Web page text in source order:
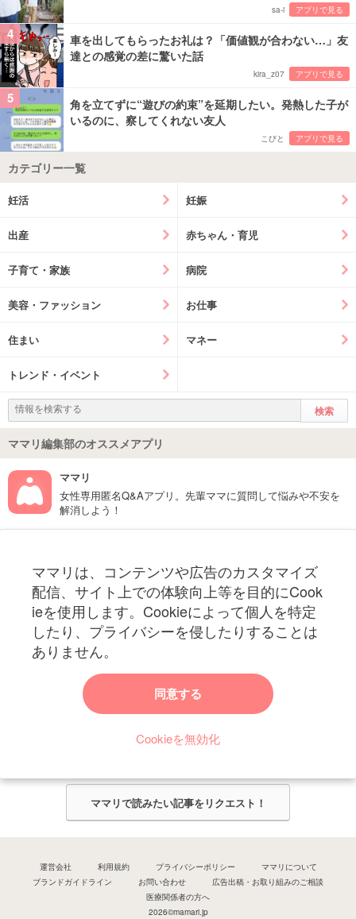
sa-i アプリで見る
4
車を出してもらったお礼は？「価値観が合わない…」友
達との感覚の差に驚いた話
kira_z07 アプリで見る
5
角を立てずに“遊びの約束”を延期したい。発熱した子が
いるのに、察してくれない友人
こびと アプリで見る
カテゴリー一覧
妊活 妊娠
出産 赤ちゃん・育児
子育て・家族 病院
美容・ファッション お仕事
住まい マネー
トレンド・イベント
ママリ編集部のオススメアプリ
ママリ
女性専用匿名Q&Aアプリ。先輩ママに質問して悩みや不安を
解消しよう！
ママリは、コンテンツや広告のカスタマイズ
配信、サイト上での体験向上等を目的にCook
ieを使用します。Cookieによって個人を特定
したり、プライバシーを侵したりすることは
ありません。
同意する
Cookieを無効化
妊娠〜子育て中のお役立ち情報を配信中
ママリからのお知らせ
ママリ編集部がみなさんのご意見をもとに記事を作成させていただきま
ママリで読みたい記事をリクエスト！
運営会社 利用規約 プライバシーポリシー
ママリについて
ブランドガイドライン
お問い合わせ
広告出稿・お取り組みのご相談
医療関係者の方へ
2026©mamari.jp